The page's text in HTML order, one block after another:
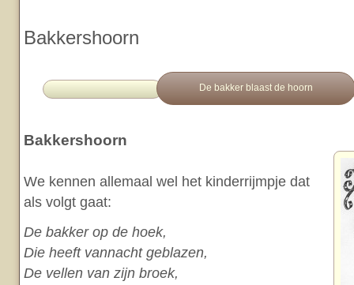
Bakkershoorn
De bakker blaast de hoorn
Bakkershoorn
We kennen allemaal wel het kinderrijmpje dat
als volgt gaat:
De bakker op de hoek,
Die heeft vannacht geblazen,
De vellen van zijn broek,